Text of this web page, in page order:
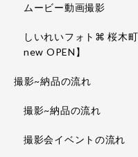
ムービー動画撮影
しいれいフォト⌘ 桜木
new OPEN】
撮影~納品の流れ
撮影~納品の流れ
撮影会イベントの流れ